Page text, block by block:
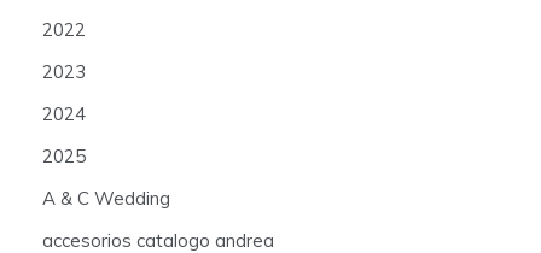
2022
2023
2024
2025
A & C Wedding
accesorios catalogo andrea